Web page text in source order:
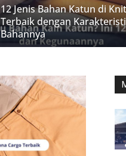
12 Jenis Bahan Katun di
Terbaik dengan
Bahannya